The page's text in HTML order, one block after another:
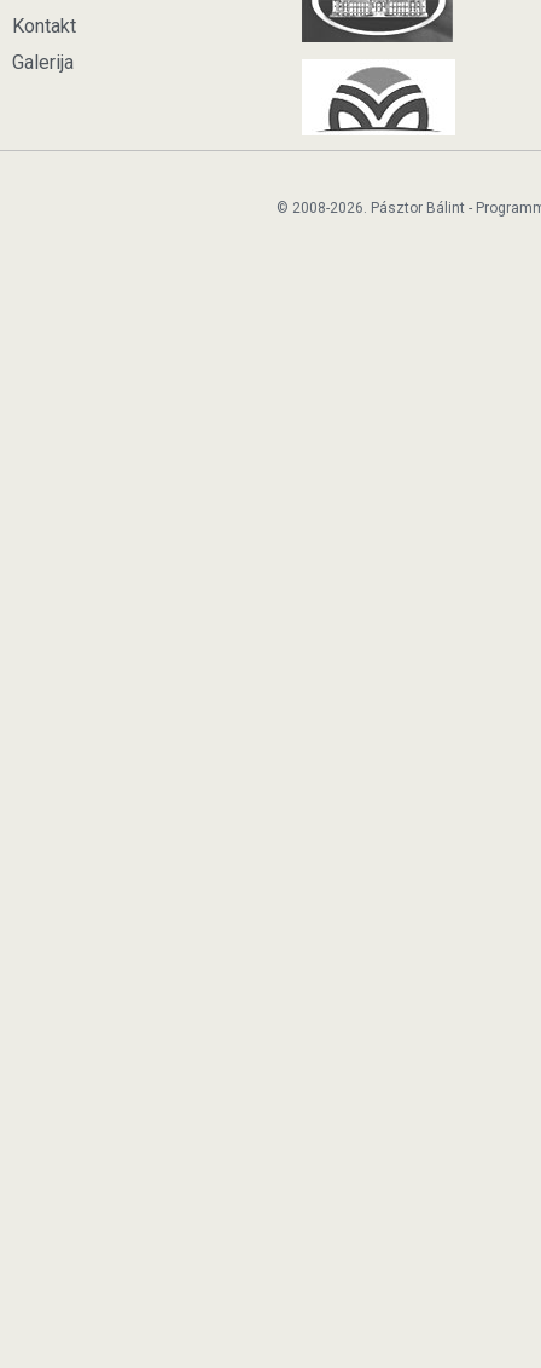
Kontakt
Galerija
© 2008-2026. Pásztor Bálint -